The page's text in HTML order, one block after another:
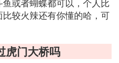
较火辣还有你懂的哈，可
虎门大桥吗